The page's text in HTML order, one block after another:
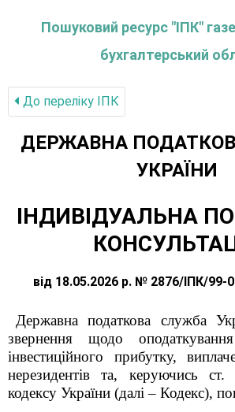
Пошуковий ресурс "ІПК"
бухгалтерський
До переліку IПК
ДЕРЖАВНА
УКРАЇНИ
ІНДИВІДУАЛЬНА
від 18.05.2026 р. № 2876/ІПК/99-
Державна податкова служба
звернення щодо
інвестиційного прибутку,
нерезидентів та, керуючись
кодексу України (далі – Кодекс),